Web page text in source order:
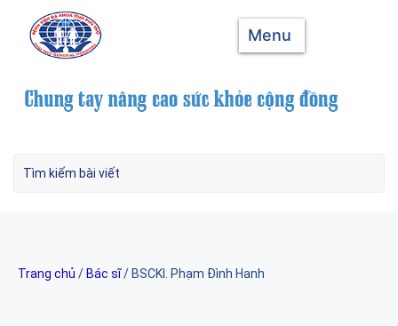
Menu
Trang chủ / Bác sĩ/ BSCKI. Phạm Đình Hanh